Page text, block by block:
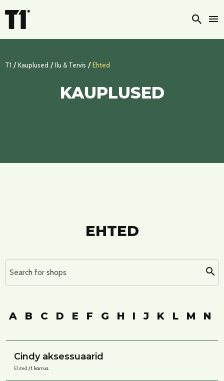
Otsi
T1 / Kauplused / Ilu & Tervis / Ehted
KAUPLUSED
EHTED
A B C D E F G H I J K L M N
Cindy aksessuaarid
Ehted / 1. korrus